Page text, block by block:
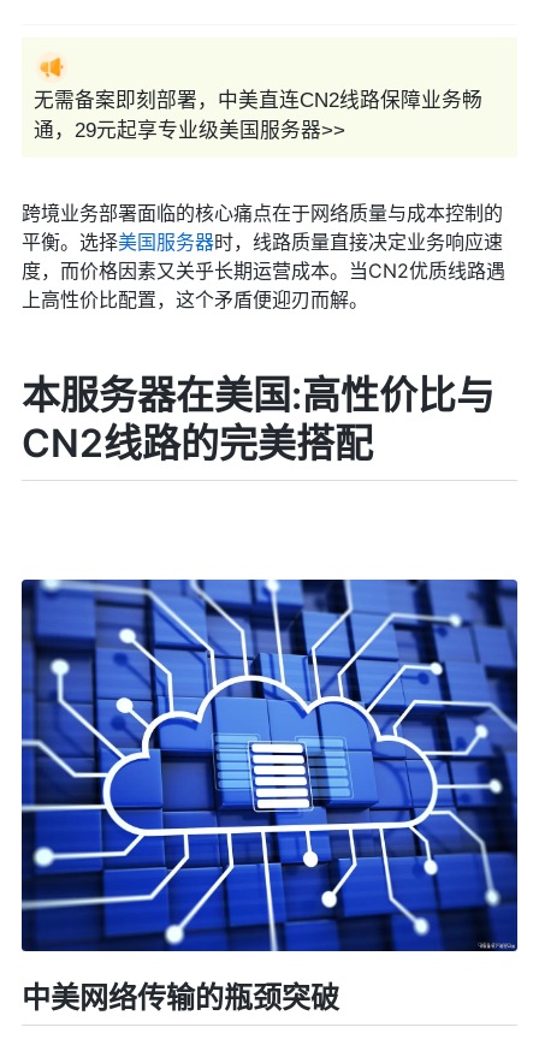
无需备案即刻部署，中美直连CN2线路保障业务畅
通，29元起享专业级美国服务器>>
跨境业务部署面临的核心痛点在于网络质量与成本控制的
平衡。选择美国服务器时，线路质量直接决定业务响应速
度，而价格因素又关乎长期运营成本。当CN2优质线路遇
上高性价比配置，这个矛盾便迎刃而解。
本服务器在美国:高性价比与
CN2线路的完美搭配
中美网络传输的瓶颈突破